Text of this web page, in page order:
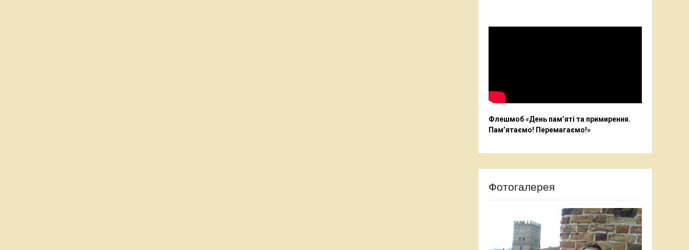
Флешмоб «День пам’яті та примирення.
Пам’ятаємо! Перемагаємо!»
Фотогалерея